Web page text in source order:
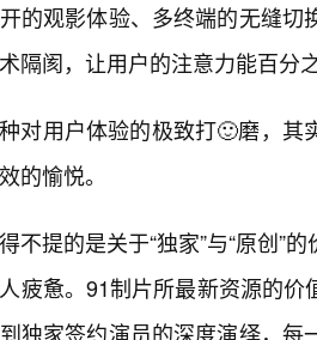
的观影体验、多终端的无缝
隔阂，让用户的注意力能百分
对用户体验的极致打🙂磨，
的愉悦。
不提的是关于“独家”与“原创”
疲惫。91制片所最新资源的
独家签约演员的深度演绎，